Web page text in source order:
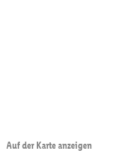
Auf der Karte anzeigen